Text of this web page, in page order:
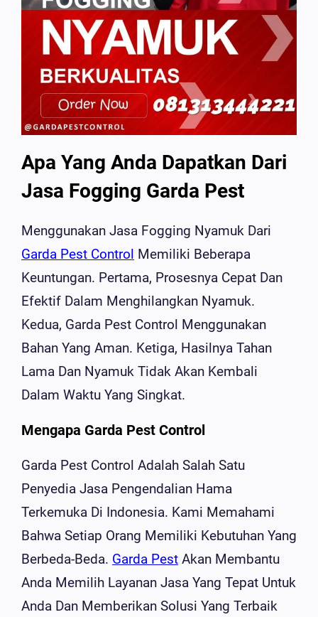
Apa Yang Anda Dapatkan Dari
Jasa Fogging Garda Pest
Menggunakan Jasa Fogging Nyamuk Dari
Garda Pest Control Memiliki Beberapa
Keuntungan. Pertama, Prosesnya Cepat Dan
Efektif Dalam Menghilangkan Nyamuk.
Kedua, Garda Pest Control Menggunakan
Bahan Yang Aman. Ketiga, Hasilnya Tahan
Lama Dan Nyamuk Tidak Akan Kembali
Dalam Waktu Yang Singkat.
Mengapa Garda Pest Control
Garda Pest Control Adalah Salah Satu
Penyedia Jasa Pengendalian Hama
Terkemuka Di Indonesia. Kami Memahami
Bahwa Setiap Orang Memiliki Kebutuhan Yang
Berbeda-Beda. Garda Pest Akan Membantu
Anda Memilih Layanan Jasa Yang Tepat Untuk
Anda Dan Memberikan Solusi Yang Terbaik